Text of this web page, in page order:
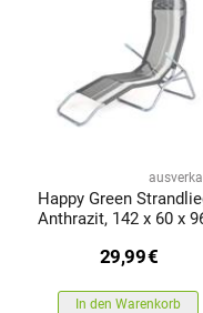
Happy Green
Anthrazit, 142 x 60 x
29,99€
In den Warenkorb